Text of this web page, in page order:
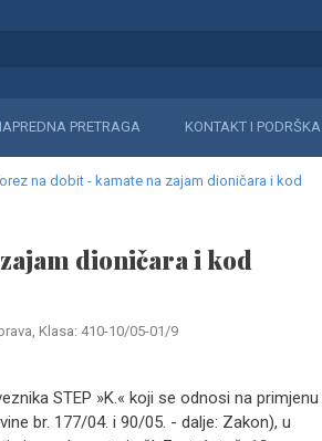
PRETRAGA KONTAKT I PODRŠKA
na dobit - kamate na zajam dioničara i kod
dioničara i kod
Klasa: 410-10/05-01/9
STEP »K.« koji se odnosi na primjenu
br. 177/04. i 90/05. - dalje: Zakon), u